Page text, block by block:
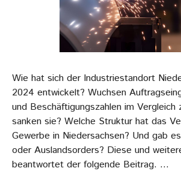
Wie hat sich der Industriestandort
2024 entwickelt? Wuchsen
und Beschäftigungszahlen im Vergleich
sanken sie? Welche Struktur hat das
Gewerbe in Niedersachsen? Und gab
oder Auslandsorders? Diese und
beantwortet der folgende Beitrag. …